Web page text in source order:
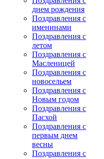
днем рождения
Поздравления с
именинами
Поздравления с
летом
Поздравления с
Масленицей
Поздравления с
новосельем
Поздравления с
Новым годом
Поздравления с
Пасхой
Поздравления с
первым днем
весны
Поздравления с